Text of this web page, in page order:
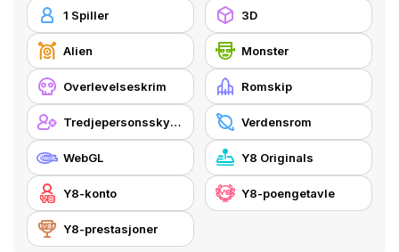
1 Spiller 3D
Alien Monster
Overlevelseskrim Romskip
Tredjepersonsskytespill Verdensrom
WebGL Y8 Originals
Y8-konto Y8-poengetavle
Y8-prestasjoner